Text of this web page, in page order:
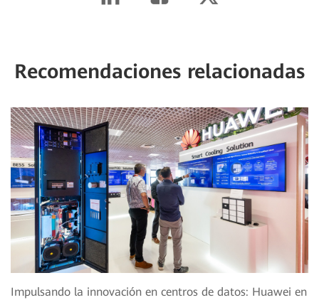
Recomendaciones relacionadas
Impulsando la innovación en centros de datos: Huawei en